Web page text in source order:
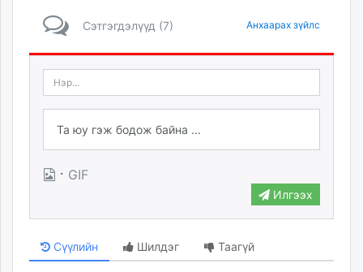
Сэтгэгдэлүүд (7) Анхаарах зүйлс
· GIF
Илгээх
Сүүлийн Шилдэг Таагүй